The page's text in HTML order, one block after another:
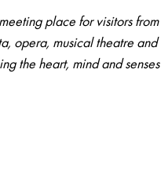
place for visitors from
opera, musical theatre and
the heart, mind and senses